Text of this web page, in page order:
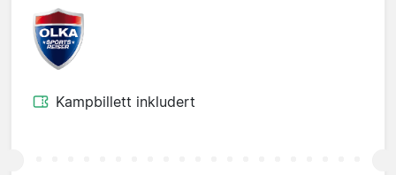
Kampbillett inkludert